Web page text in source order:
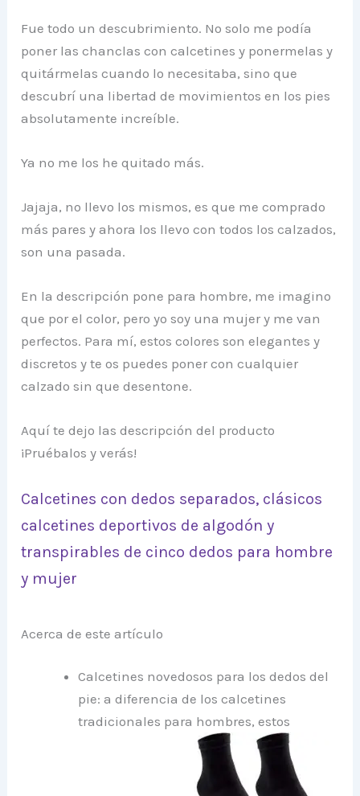
Fue todo un descubrimiento. No solo me podía
poner las chanclas con calcetines y ponermelas y
quitármelas cuando lo necesitaba, sino que
descubrí una libertad de movimientos en los pies
absolutamente increíble.
Ya no me los he quitado más.
Jajaja, no llevo los mismos, es que me comprado
más pares y ahora los llevo con todos los calzados,
son una pasada.
En la descripción pone para hombre, me imagino
que por el color, pero yo soy una mujer y me van
perfectos. Para mí, estos colores son elegantes y
discretos y te os puedes poner con cualquier
calzado sin que desentone.
Aquí te dejo las descripción del producto
¡Pruébalos y verás!
Calcetines con dedos separados, clásicos
calcetines deportivos de algodón y
transpirables de cinco dedos para hombre
y mujer
Acerca de este artículo
Calcetines novedosos para los dedos del
pie: a diferencia de los calcetines
tradicionales para hombres, estos